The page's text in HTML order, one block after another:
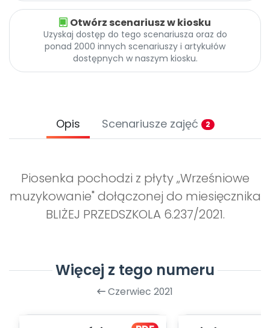
Otwórz scenariusz w kiosku
Uzyskaj dostęp do tego scenariusza oraz do
ponad 2000 innych scenariuszy i artykułów
dostępnych w naszym kiosku.
Opis Scenariusze zajęć 2
Piosenka pochodzi z płyty „Wrześniowe
muzykowanie" dołączonej do miesięcznika
BLIŻEJ PRZEDSZKOLA 6.237/2021.
Więcej z tego numeru
Czerwiec 2021